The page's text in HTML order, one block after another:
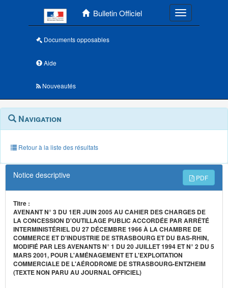
Bulletin Officiel Toggle
Documents opposables
Aide
Nouveautés
Navigation
outils
annexes
Menu
contextuel
Navigation
Retour à la liste des résultats
Notice descriptive PDF
Titre :
AVENANT N° 3 DU 1ER JUIN 2005 AU CAHIER DES CHARGES DE
LA CONCESSION D'OUTILLAGE PUBLIC ACCORDÉE PAR ARRÊTÉ
INTERMINISTÉRIEL DU 27 DÉCEMBRE 1966 À LA CHAMBRE DE
COMMERCE ET D'INDUSTRIE DE STRASBOURG ET DU BAS-RHIN,
MODIFIÉ PAR LES AVENANTS N° 1 DU 20 JUILLET 1994 ET N° 2 DU 5
MARS 2001, POUR L'AMÉNAGEMENT ET L'EXPLOITATION
COMMERCIALE DE L'AÉRODROME DE STRASBOURG-ENTZHEIM
(TEXTE NON PARU AU JOURNAL OFFICIEL)